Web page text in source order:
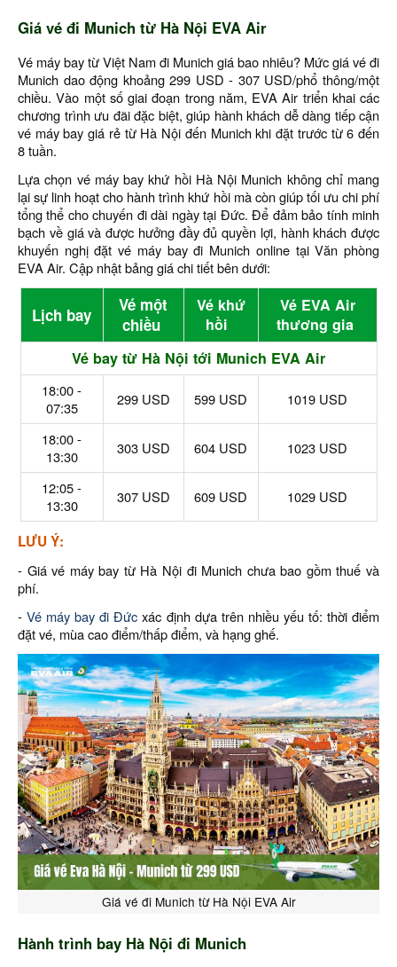
Giá vé đi Munich từ Hà Nội EVA Air
Vé máy bay từ Việt Nam đi Munich giá bao nhiêu? Mức giá vé đi
Munich dao động khoảng 299 USD - 307 USD/phổ thông/một
chiều. Vào một số giai đoạn trong năm, EVA Air triển khai các
chương trình ưu đãi đặc biệt, giúp hành khách dễ dàng tiếp cận
vé máy bay giá rẻ từ Hà Nội đến Munich khi đặt trước từ 6 đến
8 tuần.
Lựa chọn vé máy bay khứ hồi Hà Nội Munich không chỉ mang
lại sự linh hoạt cho hành trình khứ hồi mà còn giúp tối ưu chi phí
tổng thể cho chuyến đi dài ngày tại Đức. Để đảm bảo tính minh
bạch về giá và được hưởng đầy đủ quyền lợi, hành khách được
khuyến nghị đặt vé máy bay đi Munich online tại Văn phòng
EVA Air. Cập nhật bảng giá chi tiết bên dưới:
Lịch bay
Vé một
chiều
Vé khứ
hồi
Vé EVA Air
thương gia
Vé bay từ Hà Nội tới Munich EVA Air
18:00 -
07:35
299 USD 599 USD 1019 USD
18:00 -
13:30
303 USD 604 USD 1023 USD
12:05 -
13:30
307 USD 609 USD 1029 USD
LƯU Ý:
- Giá vé máy bay từ Hà Nội đi Munich chưa bao gồm thuế và
phí.
-Vé máy bay đi Đức xác định dựa trên nhiều yếu tố: thời điểm
đặt vé, mùa cao điểm/thấp điểm, và hạng ghế.
Giá vé đi Munich từ Hà Nội EVA Air
Hành trình bay Hà Nội đi Munich